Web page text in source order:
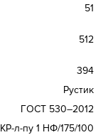
51
512
394
Рустик
ГОСТ 530–2012
КР-л-пу 1 НФ/175/100